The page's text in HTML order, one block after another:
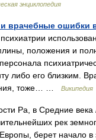
энциклопедия
врачебные ошибки
положения и
либо его близким.
тоже… …
Википедия
Ра, в Средние века
рек
берет начало в